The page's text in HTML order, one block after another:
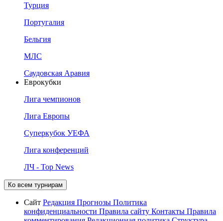
Турция
Португалия
Бельгия
МЛС
Саудовская Аравия
Еврокубки
Лига чемпионов
Лига Европы
Суперкубок УЕФА
Лига конференций
ЛЧ - Top News
Ко всем турнирам
Сайт Редакция Прогнозы Политика
конфиденциальности Правила сайту Контакты Правила